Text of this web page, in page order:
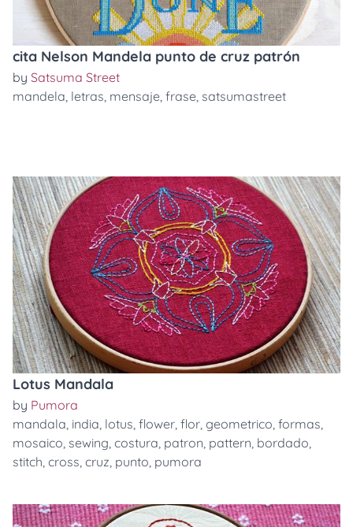
cita Nelson Mandela punto de cruz patrón
by Satsuma Street
mandela, letras, mensaje, frase, satsumastreet
Lotus Mandala
by Pumora
mandala, india, lotus, flower, flor, geometrico, formas,
mosaico, sewing, costura, patron, pattern, bordado,
stitch, cross, cruz, punto, pumora